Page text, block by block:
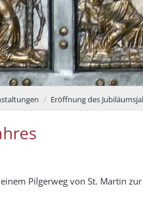
Eröffnung des
Pilgerweg von St. Martin